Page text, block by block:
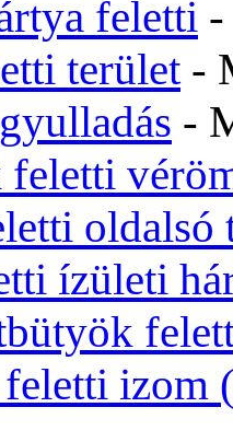
feletti
terület-
-
oldalsó
ízületi
izom